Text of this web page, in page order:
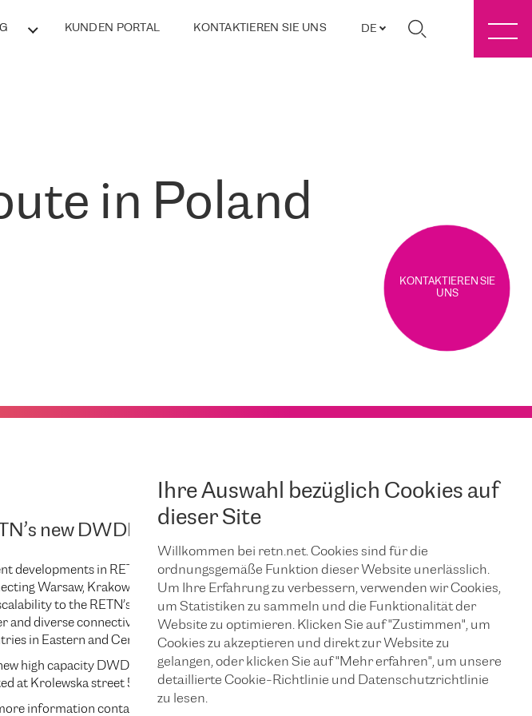
KUNDEN PORTAL KONTAKTIEREN SIE UNS DE
Ihre Auswahl bezüglich Cookies auf
dieser Site
Willkommen bei retn.net. Cookies sind für die
ordnungsgemäße Funktion dieser Website unerlässlich.
Um Ihre Erfahrung zu verbessern, verwenden wir Cookies,
um Statistiken zu sammeln und die Funktionalität der
Website zu optimieren. Klicken Sie auf "Zustimmen", um
Cookies zu akzeptieren und direkt zur Website zu
gelangen, oder klicken Sie auf "Mehr erfahren", um unsere
detaillierte Cookie-Richtlinie und Datenschutzrichtlinie
zu lesen.
in Poland
KONTAKTIEREN SIE
UNS
new DWDM route in Poland
developments in RETN’s network coverage resulted in the launch of a new DWDM route
Warsaw, Krakow and Katowice. This network extension added significant bandwidth
to the RETN’s network infrastructure in the region and enabled provisioning of a
and diverse connectivity across Polish territories as well as between the neighbouring
in Eastern and Central Europe.
new high capacity DWDM route connects Warsaw LIM Datacenter with S-Net Datacenter
at Krolewska street 57 in Krakow and Quicktel DC at Adamskiego street 7 in Katowice.
information contact